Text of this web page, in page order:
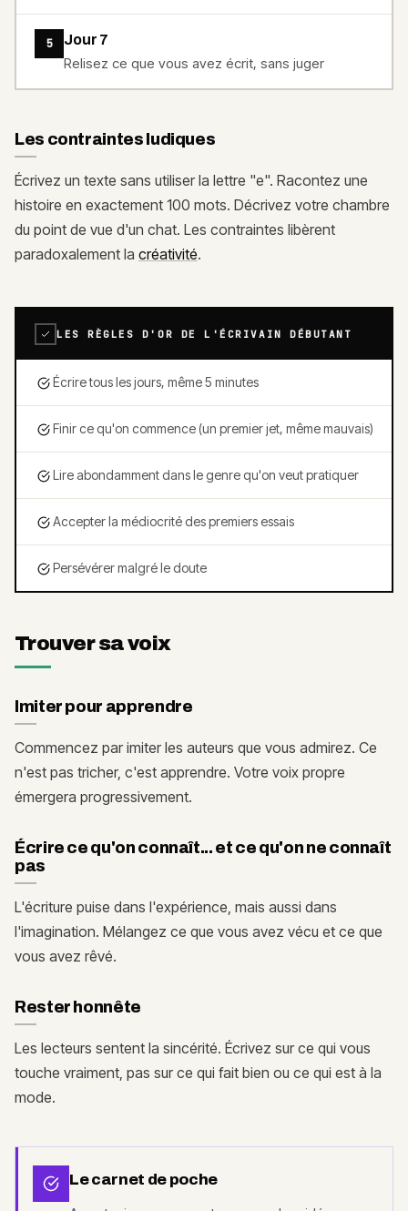
5 Jour 7
Relisez ce que vous avez écrit, sans juger
Les contraintes ludiques
Écrivez un texte sans utiliser la lettre "e". Racontez une
histoire en exactement 100 mots. Décrivez votre chambre
du point de vue d'un chat. Les contraintes libèrent
paradoxalement la créativité.
LES RÈGLES D'OR DE L'ÉCRIVAIN DÉBUTANT
Écrire tous les jours, même 5 minutes
Finir ce qu'on commence (un premier jet, même mauvais)
Lire abondamment dans le genre qu'on veut pratiquer
Accepter la médiocrité des premiers essais
Persévérer malgré le doute
Trouver sa voix
Imiter pour apprendre
Commencez par imiter les auteurs que vous admirez. Ce
n'est pas tricher, c'est apprendre. Votre voix propre
émergera progressivement.
Écrire ce qu'on connaît... et ce qu'on ne connaît
pas
L'écriture puise dans l'expérience, mais aussi dans
l'imagination. Mélangez ce que vous avez vécu et ce que
vous avez rêvé.
Rester honnête
Les lecteurs sentent la sincérité. Écrivez sur ce qui vous
touche vraiment, pas sur ce qui fait bien ou ce qui est à la
mode.
Le carnet de poche